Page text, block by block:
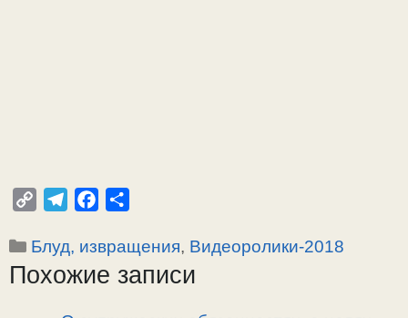
p
y
l
e
c
e
п
р
Рубрики
Блуд, извращения, Видеоролики-2018
Похожие записи